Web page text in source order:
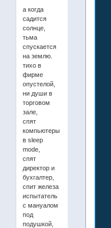
а когда
садится
солнце,
тьма
спускается
на землю.
тихо в
фирме
опустелой,
ни души в
торговом
зале,
спят
компьютеры
в sleep
mode,
спят
директор и
бухгалтер,
спит железа
испытатель
с мануалом
под
подушкой,